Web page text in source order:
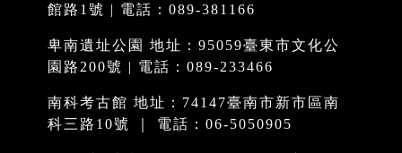
館路1號 | 電話：089-381166
卑南遺址公園 地址：95059臺東市文化公
園路200號 | 電話：089-233466
南科考古館 地址：74147臺南市新市區南
科三路10號 ｜ 電話：06-5050905